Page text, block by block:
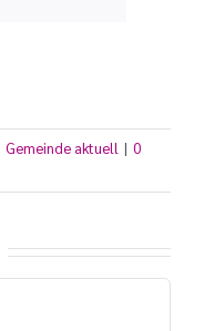
Gemeinde aktuell | 0